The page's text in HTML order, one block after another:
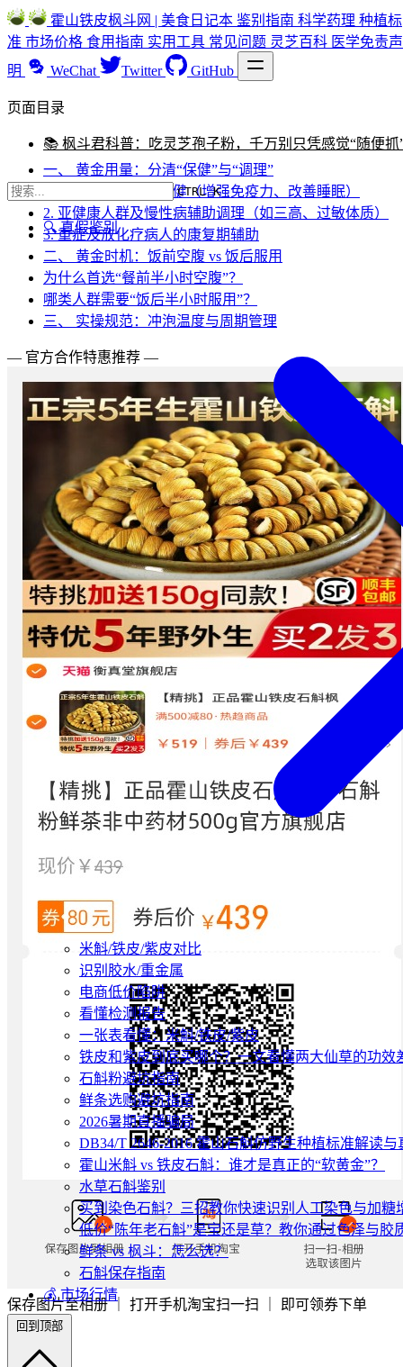
霍山铁皮枫斗网 | 美食日记本 鉴别指南 科学药理 种植标
准 市场价格 食用指南 实用工具 常见问题 灵芝百科 医学免责声
明
WeChat Twitter GitHub
CTRL K
🔍 真假鉴别
米斛/铁皮/紫皮对比
识别胶水/重金属
电商低价陷阱
看懂检测报告
一张表看懂：米斛/铁皮/紫皮
铁皮和紫皮到底买哪个？一文看懂两大仙草的功效
石斛粉避坑指南
鲜条选购避坑指南
2026暑期直播骗局
DB34/T 2646-2016 霍山石斛仿野生种植标准解读
霍山米斛 vs 铁皮石斛：谁才是真正的“软黄金”？
水草石斛鉴别
买到染色石斛？三招教你快速识别人工染色与加糖
低价“陈年老石斛”是宝还是草？教你通过色泽与胶
鲜条 vs 枫斗：怎么选？
石斛保存指南
💰 市场行情
页面目录
📚 枫斗君科普：吃灵芝孢子粉，千万别只凭感觉“随便抓
一、 黄金用量：分清“保健”与“调理”
1. 普通人群的日常保健（增强免疫力、改善睡眠）
2. 亚健康人群及慢性病辅助调理（如三高、过敏体质）
3. 重症及放化疗病人的康复期辅助
二、 黄金时机：饭前空腹 vs 饭后服用
为什么首选“餐前半小时空腹”？
哪类人群需要“饭后半小时服用”？
三、 实操规范：冲泡温度与周期管理
— 官方合作特惠推荐 —
保存图片至相册 ｜ 打开手机淘宝扫一扫 ｜ 即可领券下单
回到顶部